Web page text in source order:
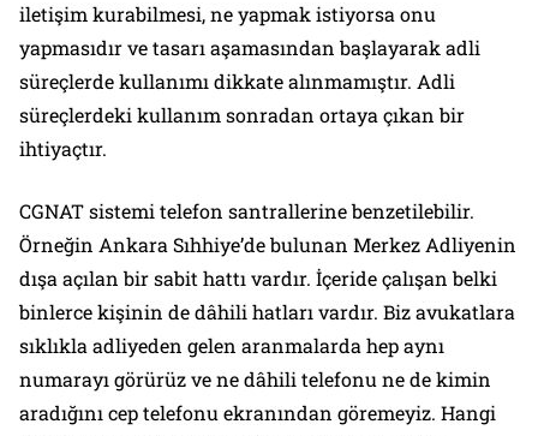
iletişim kurabilmesi, ne yapmak istiyorsa onu
yapmasıdır ve tasarı aşamasından başlayarak adli
süreçlerde kullanımı dikkate alınmamıştır. Adli
süreçlerdeki kullanım sonradan ortaya çıkan bir
ihtiyaçtır.
CGNAT sistemi telefon santrallerine benzetilebilir.
Örneğin Ankara Sıhhiye’de bulunan Merkez Adliyenin
dışa açılan bir sabit hattı vardır. İçeride çalışan belki
binlerce kişinin de dâhili hatları vardır. Biz avukatlara
sıklıkla adliyeden gelen aranmalarda hep aynı
numarayı görürüz ve ne dâhili telefonu ne de kimin
aradığını cep telefonu ekranından göremeyiz. Hangi